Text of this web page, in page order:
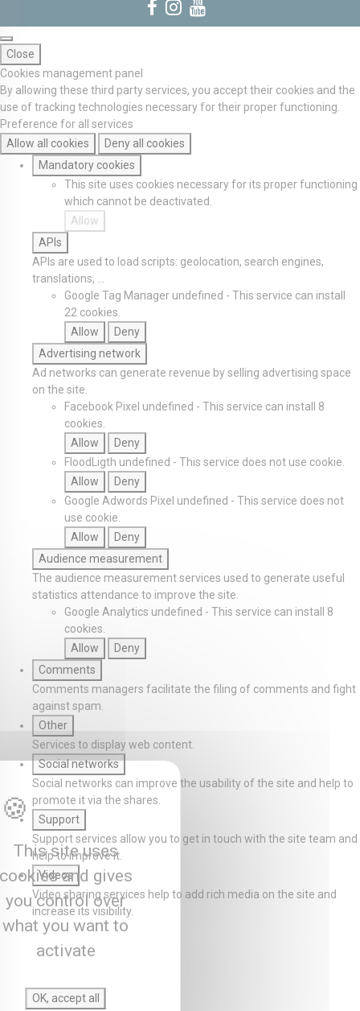
Close
Cookies management panel
By allowing these third party services, you accept their cookies and the
use of tracking technologies necessary for their proper functioning.
Preference for all services
Allow all cookies
Deny all cookies
Mandatory cookies
This site uses cookies necessary for its proper functioning
which cannot be deactivated.
Allow
APIs
APIs are used to load scripts: geolocation, search engines,
translations, ...
Google Tag Manager undefined - This service can install
22 cookies.
Allow
Deny
Advertising network
Ad networks can generate revenue by selling advertising space
on the site.
Facebook Pixel undefined - This service can install 8
cookies.
Allow
Deny
FloodLigth undefined - This service does not use cookie.
Allow
Deny
Google Adwords Pixel undefined - This service does not
use cookie.
Allow
Deny
Audience measurement
The audience measurement services used to generate useful
statistics attendance to improve the site.
Google Analytics undefined - This service can install 8
cookies.
Allow
Deny
Comments
Comments managers facilitate the filing of comments and fight
against spam.
Other
Services to display web content.
Social networks
Social networks can improve the usability of the site and help to
promote it via the shares.
Support
Support services allow you to get in touch with the site team and
help to improve it.
Videos
Video sharing services help to add rich media on the site and
increase its visibility.
This site uses
and gives
you control over
what you want to
activate
OK, accept all